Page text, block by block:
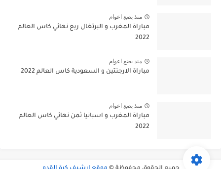
منذ بضع اعوام
مباراة المغرب و البرتغال ربع نهائي كاس العالم
2022
منذ بضع اعوام
مباراة الارجنتين و السعودية كاس العالم 2022
منذ بضع اعوام
مباراة المغرب و اسبانيا ثمن نهائي كاس العالم
2022